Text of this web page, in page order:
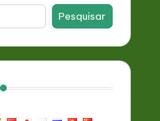
Pesquisar